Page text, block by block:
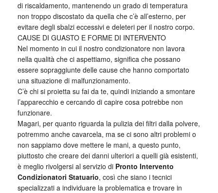
di riscaldamento, mantenendo un grado di temperatura
non troppo discostato da quella che c’è all’esterno, per
evitare degli sbalzi eccessivi e deleteri per il nostro corpo.
CAUSE DI GUASTO E FORME DI INTERVENTO
Nel momento in cui il nostro condizionatore non lavora
nella qualità che ci aspettiamo, significa che possano
essere sopraggiunte delle cause che hanno comportato
una situazione di malfunzionamento.
C’è chi si proietta su fai da te, quindi iniziando a smontare
l’apparecchio e cercando di capire cosa potrebbe non
funzionare.
Magari, per quanto riguarda la pulizia dei filtri dalla polvere,
potremmo anche cavarcela, ma se ci sono altri problemi o
non sappiamo dove mettere le mani, a questo punto,
piuttosto che creare dei danni ulteriori a quelli già esistenti,
è meglio rivolgersi al servizio di Pronto Intervento
Condizionatori Statuario, così che siano i tecnici
specializzati a individuare la problematica e trovare in